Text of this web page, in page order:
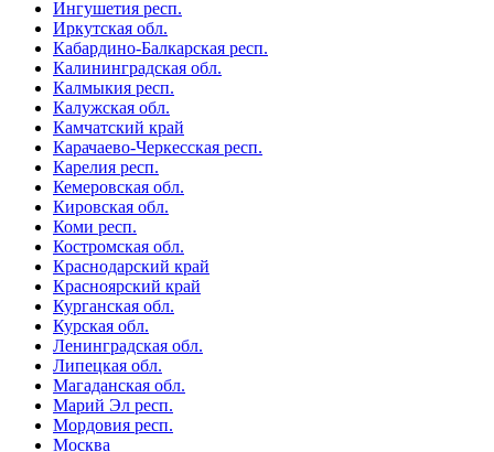
Ингушетия респ.
Иркутская обл.
Кабардино-Балкарская респ.
Калининградская обл.
Калмыкия респ.
Калужская обл.
Камчатский край
Карачаево-Черкесская респ.
Карелия респ.
Кемеровская обл.
Кировская обл.
Коми респ.
Костромская обл.
Краснодарский край
Красноярский край
Курганская обл.
Курская обл.
Ленинградская обл.
Липецкая обл.
Магаданская обл.
Марий Эл респ.
Мордовия респ.
Москва